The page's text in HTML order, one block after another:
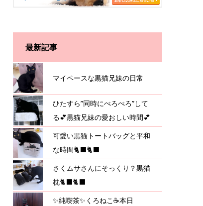
最新記事
マイペースな黒猫兄妹の日常
ひたすら”同時にぺろぺろ”して
る💕黒猫兄妹の愛おしい時間💕
可愛い黒猫トートバッグと平和
な時間🐈‍⬛🐈‍⬛
さくムサさんにそっくり？黒猫
枕🐈‍⬛🐈‍⬛
✨純喫茶✨くろねこ☕️本日